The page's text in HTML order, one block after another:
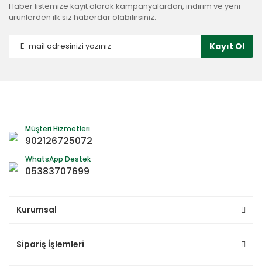
Haber listemize kayıt olarak kampanyalardan, indirim ve yeni
ürünlerden ilk siz haberdar olabilirsiniz.
Kayıt Ol
Müşteri Hizmetleri
902126725072
WhatsApp Destek
05383707699
Kurumsal
Sipariş İşlemleri